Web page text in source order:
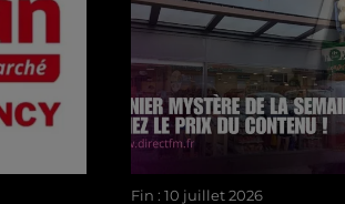
Fin : 10 juillet 2026